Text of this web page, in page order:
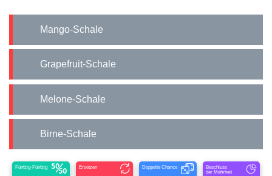
Mango-Schale
Grapefruit-Schale
Melone-Schale
Birne-Schale
Fünfzig-Fünfzig Ersetzen Doppelte Chance
Beschluss
der Mehrheit